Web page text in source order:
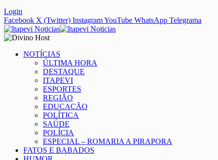
Login
Facebook X (Twitter) InstagramYouTube WhatsApp Telegrama
NOTÍCIAS
ÚLTIMA HORA
DESTAQUE
ITAPEVI
ESPORTES
REGIÃO
EDUCAÇÃO
POLÍTICA
SAÚDE
POLÍCIA
ESPECIAL – ROMARIA A PIRAPORA
FATOS E BABADOS